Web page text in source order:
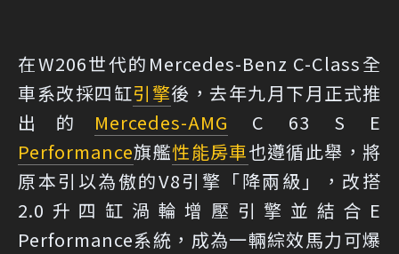
在W206世代的Mercedes-Benz C-Class全
車系改採四缸引擎後，去年九月下月正式推
出的 Mercedes-AMG C 63 S E
Performance旗艦性能房車也遵循此舉，將
原本引以為傲的V8引擎「降兩級」，改搭
2.0升四缸渦輪增壓引擎並結合E
Performance系統，成為一輛綜效馬力可爆